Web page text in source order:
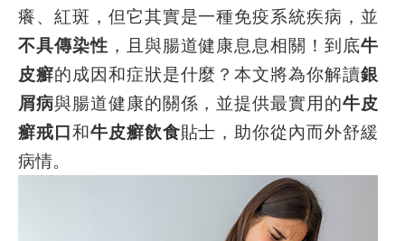
癢、紅斑，但它其實是一種免疫系統疾病，並
不具傳染性 ，且與腸道健康息息相關！到底牛
皮癬的成因和症狀是什麼？本文將為你解讀銀
屑病與腸道健康的關係，並提供最實用的牛皮
癬戒口和牛皮癬飲食貼士，助你從內而外舒緩
病情。